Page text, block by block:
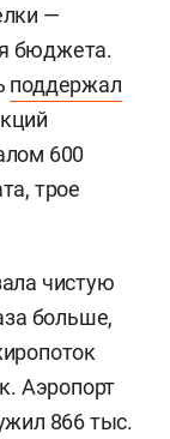
—
бюджета.
поддержал
600
трое
чистую
больше,
Аэропорт
866 тыс.